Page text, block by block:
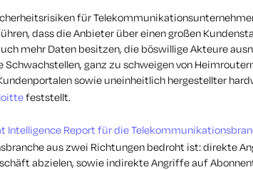
für
dass die Anbieter über einen großen
mehr Daten besitzen, die böswillige Akteure
Schwachstellen, ganz zu schweigen von
sowie uneinheitlich hergestellter
feststellt.
Intelligence Report für die
aus zwei Richtungen bedroht ist: direkte
abzielen, sowie indirekte Angriffe auf